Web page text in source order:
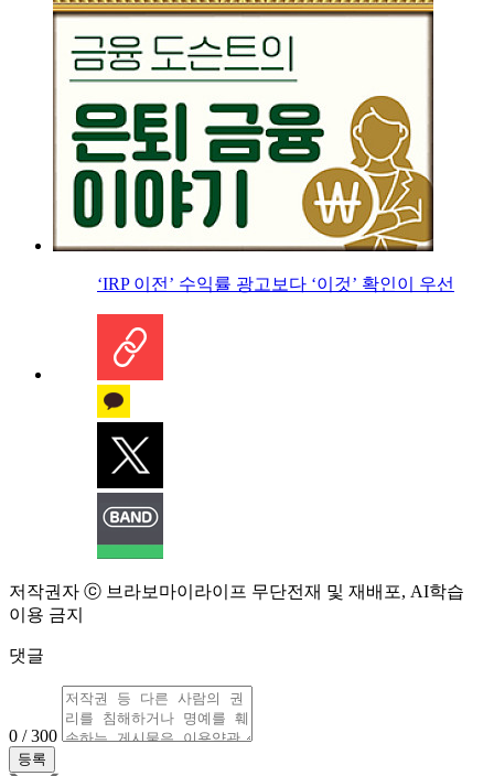
‘IRP 이전’ 수익률 광고보다 ‘이것’ 확인이 우선
저작권자 ⓒ 브라보마이라이프 무단전재 및 재배포, AI학습
이용 금지
댓글
0 / 300